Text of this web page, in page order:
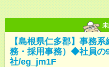
【島根県仁多郡】事務
務・採用事務）◆社員の
社/eg_jm1F